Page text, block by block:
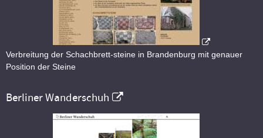
Verbreitung der Schachbrett-steine in Brandenburg mit genauer
Position der Steine
Berliner Wanderschuh